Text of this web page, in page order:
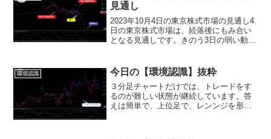
見通し
2023年10月4日の東京株式市場の見通し4
日の東京株式市場は、続落後にもみ合い
となる見通しです。きのう3日の弱い動き
ートとなろう。その後も手がかり材料難
のなか、落ち...
環境認識 今日の【環境認識】抜粋
３分足チャートだけでは、トレードをす
るのが難しい状態が継続しています。答
えは簡単で、上位足で、レンンジを形成